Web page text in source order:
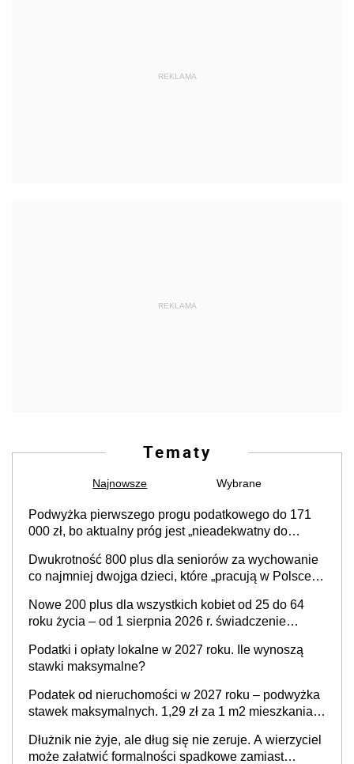
REKLAMA
REKLAMA
Tematy
Najnowsze Wybrane
Podwyżka pierwszego progu podatkowego do 171
000 zł, bo aktualny próg jest „nieadekwatny do
Dwukrotność 800 plus dla seniorów za wychowanie
co najmniej dwojga dzieci, które „pracują w Polsce i
podatków? Zapadła decyzja Sejmu
Nowe 200 plus dla wszystkich kobiet od 25 do 64
roku życia – od 1 sierpnia 2026 r. świadczenie
Podatki i opłaty lokalne w 2027 roku. Ile wynoszą
stawki maksymalne?
Podatek od nieruchomości w 2027 roku – podwyżka
stawek maksymalnych. 1,29 zł za 1 m2 mieszkania,
prowadzeniem działalności gospodarczej
Dłużnik nie żyje, ale dług się nie zeruje. A wierzyciel
może załatwić formalności spadkowe zamiast